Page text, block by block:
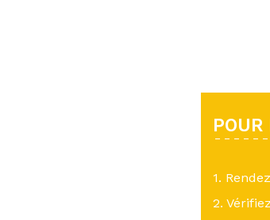
POUR
1.
2.